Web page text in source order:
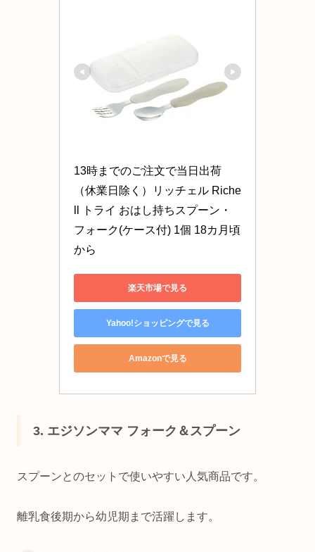
13時までのご注文で当日出荷
（休業日除く）リッチェル Riche
ll トライ おはし持ちスプーン・
フォーク(ケース付) 1個 18カ月頃
から
楽天市場で見る
Yahoo!ショッピングで見る
Amazonで見る
3. エジソンママ フォーク＆スプーン
スプーンとのセットで使いやすい人気商品です。
離乳食後期から幼児期まで活躍します。